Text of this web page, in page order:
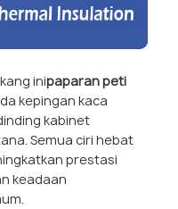
inipaparan peti
kepingan kaca
kabinet
Semua ciri hebat
prestasi
keadaan